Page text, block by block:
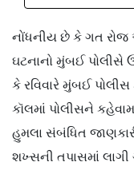
નોંધનીય છે કે ગત
ઘટનાનો મુંબઈ પોલીસે
કે રવિવારે મુંબઈ
કૉલમાં પોલીસને
હુમલા સંબંધિત
શખ્સની તપાસમાં લાગી